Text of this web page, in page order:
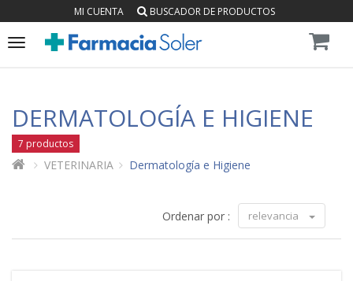
MI CUENTA BUSCADOR DE PRODUCTOS
Toggle
DERMATOLOGÍA E HIGIENE
7 productos
VETERINARIA Dermatología e Higiene
Ordenar por : relevancia